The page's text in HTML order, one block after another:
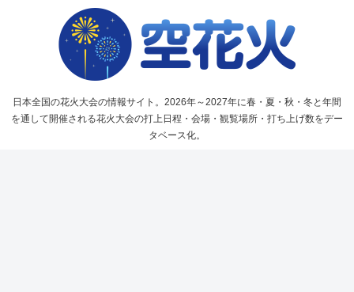
日本全国の花火大会の情報サイト。2026年～2027年に春・夏・秋・冬と年間
を通して開催される花火大会の打上日程・会場・観覧場所・打ち上げ数をデー
タベース化。